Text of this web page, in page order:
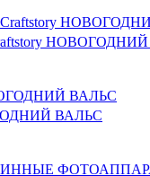
Craftstory
ВАЛЬС